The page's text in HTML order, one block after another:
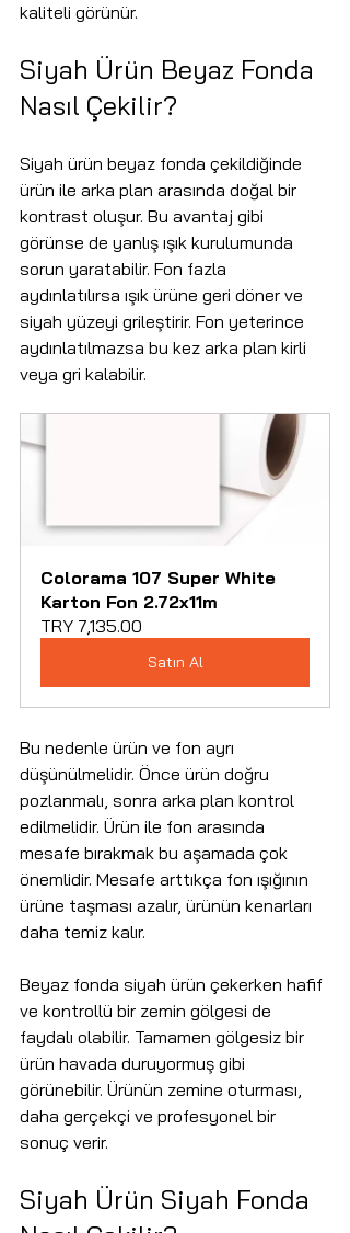
kaliteli görünür.
Siyah Ürün Beyaz Fonda
Nasıl Çekilir?
Siyah ürün beyaz fonda çekildiğinde
ürün ile arka plan arasında doğal bir
kontrast oluşur. Bu avantaj gibi
görünse de yanlış ışık kurulumunda
sorun yaratabilir. Fon fazla
aydınlatılırsa ışık ürüne geri döner ve
siyah yüzeyi grileştirir. Fon yeterince
aydınlatılmazsa bu kez arka plan kirli
veya gri kalabilir.
Colorama 107 Super White
Karton Fon 2.72x11m
TRY 7,135.00
Satın Al
Bu nedenle ürün ve fon ayrı
düşünülmelidir. Önce ürün doğru
pozlanmalı, sonra arka plan kontrol
edilmelidir. Ürün ile fon arasında
mesafe bırakmak bu aşamada çok
önemlidir. Mesafe arttıkça fon ışığının
ürüne taşması azalır, ürünün kenarları
daha temiz kalır.
Beyaz fonda siyah ürün çekerken hafif
ve kontrollü bir zemin gölgesi de
faydalı olabilir. Tamamen gölgesiz bir
ürün havada duruyormuş gibi
görünebilir. Ürünün zemine oturması,
daha gerçekçi ve profesyonel bir
sonuç verir.
Siyah Ürün Siyah Fonda